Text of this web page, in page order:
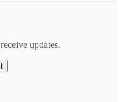
updates.